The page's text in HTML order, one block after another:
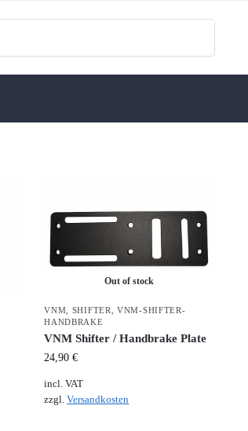
Out of stock
VNM, SHIFTER,VNM-SHIFTER-
HANDBRAKE
VNM Shifter / Handbrake Plate
24,90€
incl. VAT
zzgl.Versandkosten